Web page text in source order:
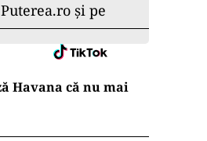
și pe
Havana că nu mai